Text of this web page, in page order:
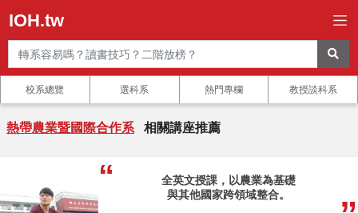
IOH.tw
校系總覽 選科系 熱門專欄 教授談科系
熱帶農業暨國際合作系 相關講座推薦
全英文授課，以農業為基礎
與其他國家跨領域整合。